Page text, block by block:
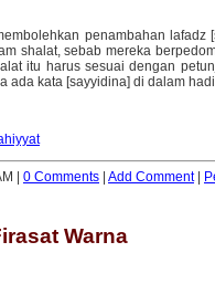
penambahan lafadz
shalat, sebab mereka
itu harus sesuai dengan
ada kata [sayyidina] di dalam
| 0 Comments Add Comment|
Warna